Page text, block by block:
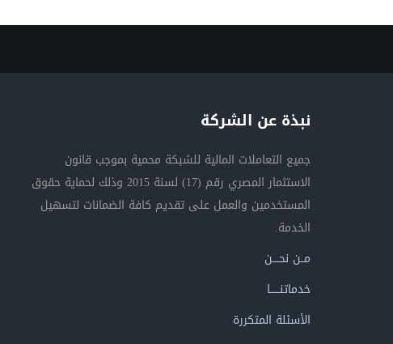
نبذة عن الشركة
جميع التعاملات المالية للشبكة محمية بموجب قانون
الاستثمار المصري رقم (17) لسنة 2015 وذلك لحماية حقوق
المستخدمين والعمل على تقديم كافة الضمانات لتسهيل
الخدمة.
مــن نحــــن
خدماتنــــــا
الأسئلة المتكررة